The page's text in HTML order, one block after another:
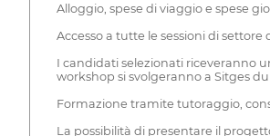
Alloggio, spese di viaggio e spese
Accesso a tutte le sessioni di
I candidati selezionati riceveranno
workshop si svolgeranno a Sitges
Formazione tramite tutoraggio,
La possibilità di presentare il